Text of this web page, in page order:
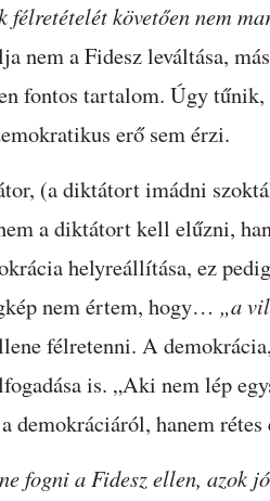
félretételét követően nem
nem a Fidesz leváltása,
fontos tartalom. Úgy
erő sem érzi.
(a diktátort imádni
a diktátort kell elűzni,
helyreállítása, ez
nem értem, hogy… „a
félretenni. A
is. „Aki nem lép
demokráciáról, hanem
fogni a Fidesz ellen, azok